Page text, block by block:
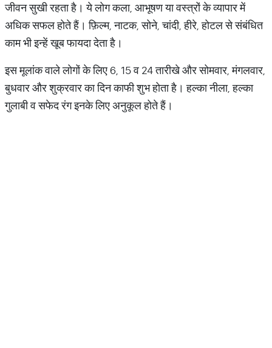
जीवन सुखी रहता है। ये लोग कला, आभूषण या वस्त्रों के व्यापार में
अधिक सफल होते हैं। फ़िल्म, नाटक, सोने, चांदी, हीरे, होटल से संबंधित
काम भी इन्हें खूब फायदा देता है।
इस मूलांक वाले लोगों के लिए 6, 15 व 24 तारीखे और सोमवार, मंगलवार,
बुधवार और शुक्रवार का दिन काफी शुभ होता है। हल्का नीला, हल्का
गुलाबी व सफेद रंग इनके लिए अनुकूल होते हैं।